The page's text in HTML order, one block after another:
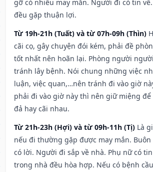
gỡ có nhiều may mắn. Người đi có tin
đều gặp thuận lợi.
Từ 19h-21h (Tuất) và từ 07h-09h (Thìn)
cãi cọ, gây chuyện đói kém, phải đề
tốt nhất nên hoãn lại. Phòng người
tránh lây bệnh. Nói chung những việc
luận, việc quan,…nên tránh đi vào giờ
phải đi vào giờ này thì nên giữ miệng để
đả hay cãi nhau.
Từ 21h-23h (Hợi) và từ 09h-11h (Tị) Là
nếu đi thường gặp được may mắn.
có lời. Người đi sắp về nhà. Phụ nữ có
trong nhà đều hòa hợp. Nếu có bệnh